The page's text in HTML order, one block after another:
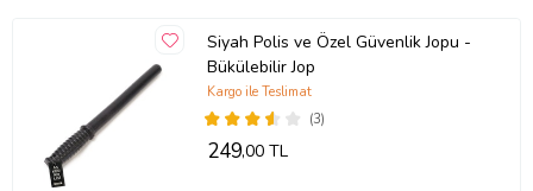
Siyah Polis ve Özel Güvenlik Jopu -
Bükülebilir Jop
(3)
Kargo ile Teslimat
249,00 TL